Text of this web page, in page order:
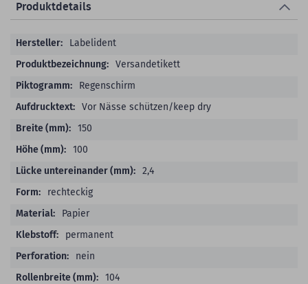
Produktdetails
ProduktdetailsLabelident
Versandetikett
Regenschirm
Vor Nässe schützen/keep dry
150
100
2,4
rechteckig
Papier
permanent
nein
104